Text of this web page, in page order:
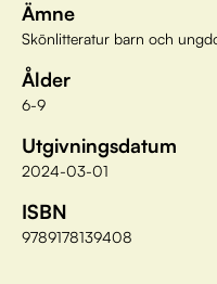
Ämne
Skönlitteratur barn och
Ålder
6-9
Utgivningsdatum
2024-03-01
ISBN
9789178139408